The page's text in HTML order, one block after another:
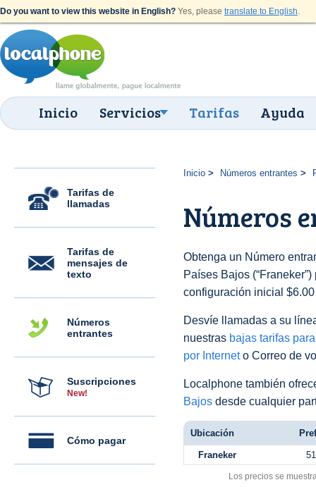
Do you want to view this website in English? Yes, please translate to English.
Inicio Servicios Tarifas Ayuda
Tarifas de
llamadas
Tarifas de
mensajes de
texto
Números
entrantes
Suscripciones
New!
Cómo pagar
Inicio Números entrantes
Números
Obtenga un Número
Países Bajos
configuración inicial
Desvíe llamadas a su
nuestras bajas tarifas
por Interneto Correo de
Localphone también
Bajos desde cualquier
Ubicación
Franeker
Los precios se